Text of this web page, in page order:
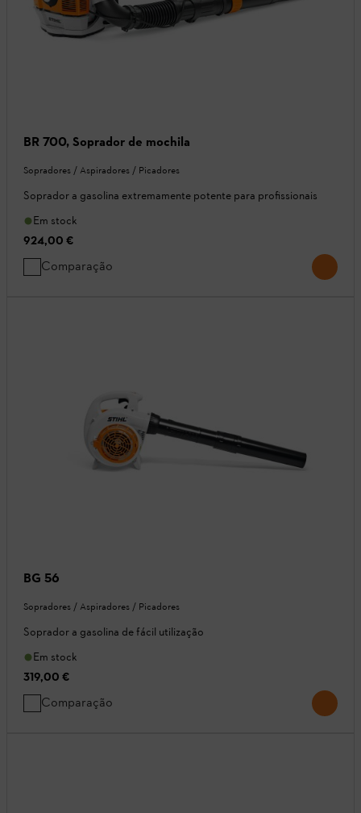
BR 700, Soprador de mochila
Sopradores / Aspiradores / Picadores
Soprador a gasolina extremamente potente para profissionais
Em stock
924,00 €
Comparação
BG 56
Sopradores / Aspiradores / Picadores
Soprador a gasolina de fácil utilização
Em stock
319,00 €
Comparação